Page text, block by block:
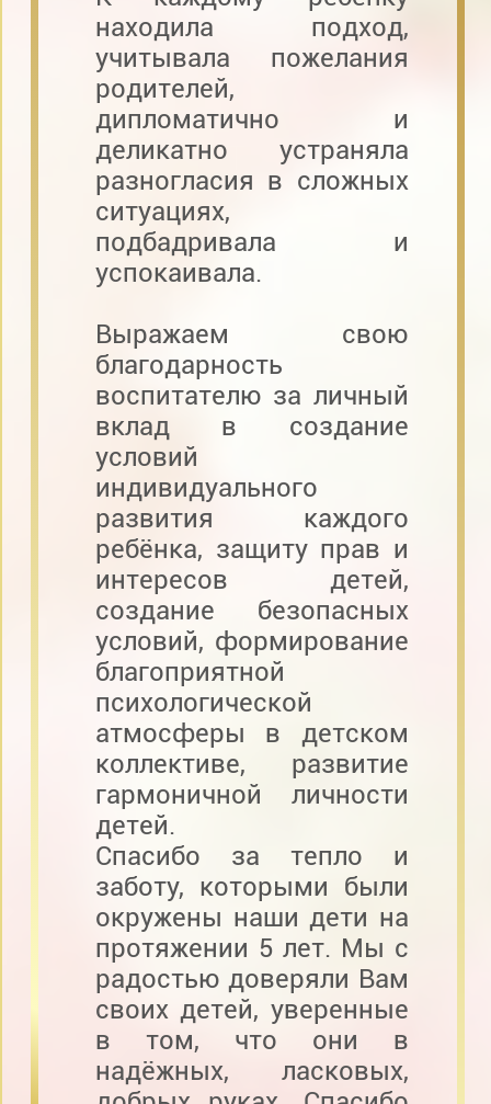
находила подход,
учитывала пожелания
родителей,
дипломатично и
деликатно устраняла
разногласия в сложных
ситуациях,
подбадривала и
успокаивала.
Выражаем свою
благодарность
воспитателю за личный
вклад в создание
условий
индивидуального
развития каждого
ребёнка, защиту прав и
интересов детей,
создание безопасных
условий, формирование
благоприятной
психологической
атмосферы в детском
коллективе, развитие
гармоничной личности
детей.
Спасибо за тепло и
заботу, которыми были
окружены наши дети на
протяжении 5 лет. Мы с
радостью доверяли Вам
своих детей, уверенные
в том, что они в
надёжных, ласковых,